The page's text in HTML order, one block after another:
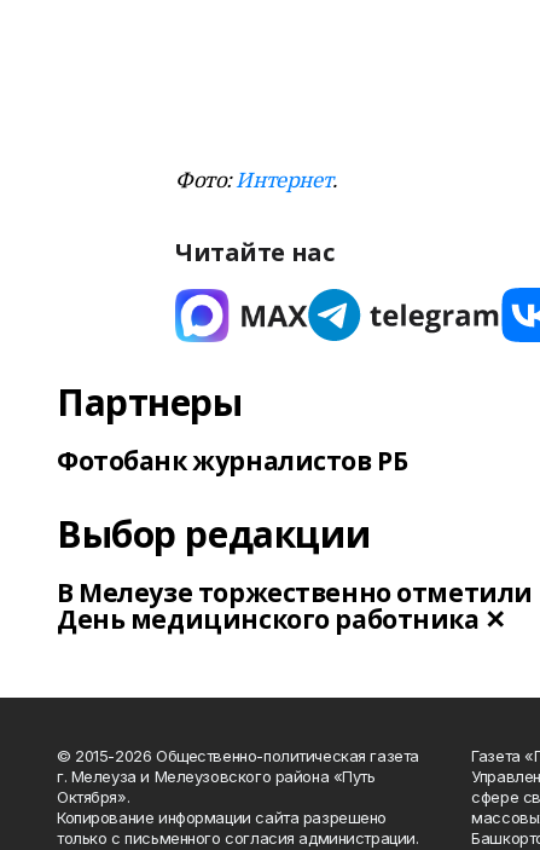
Фото:Интернет.
Читайте нас
Партнеры
Фотобанк журналистов РБ
Выбор редакции
В Мелеузе торжественно отметили
День медицинского работника ✕
© 2015-2026 Общественно-политическая газета
г. Мелеуза и Мелеузовского района «Путь
Октября».
Копирование информации сайта разрешено
только с письменного согласия администрации.
Газета
сфере